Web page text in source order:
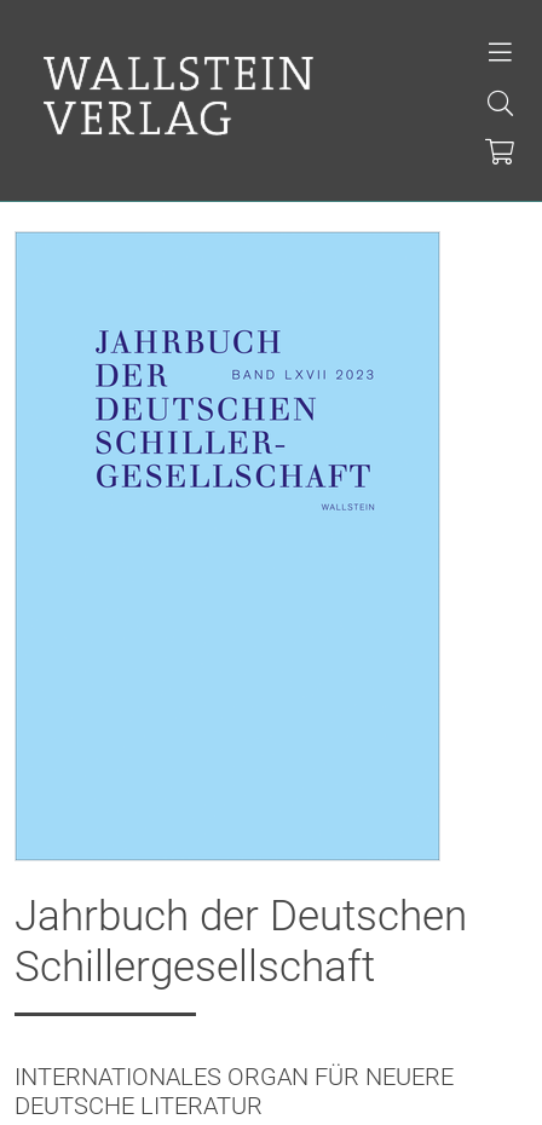
Jahrbuch der Deutschen
Schillergesellschaft
INTERNATIONALES ORGAN FÜR NEUERE
DEUTSCHE LITERATUR